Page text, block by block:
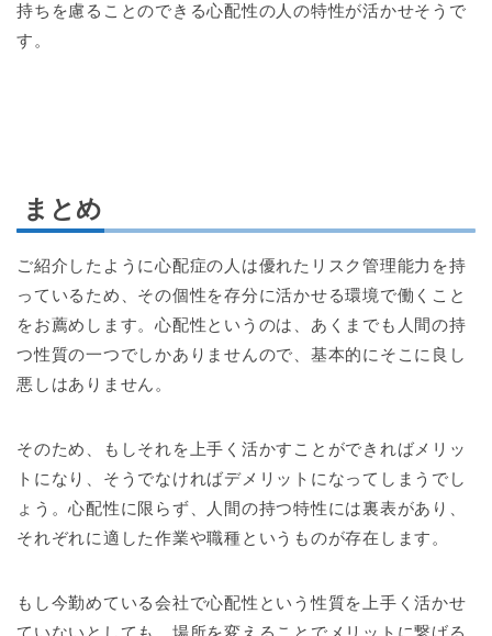
持ちを慮ることのできる心配性の人の特性が活かせそうで
す。
まとめ
ご紹介したように心配症の人は優れたリスク管理能力を持
っているため、その個性を存分に活かせる環境で働くこと
をお薦めします。心配性というのは、あくまでも人間の持
つ性質の一つでしかありませんので、基本的にそこに良し
悪しはありません。
そのため、もしそれを上手く活かすことができればメリッ
トになり、そうでなければデメリットになってしまうでし
ょう。心配性に限らず、人間の持つ特性には裏表があり、
それぞれに適した作業や職種というものが存在します。
もし今勤めている会社で心配性という性質を上手く活かせ